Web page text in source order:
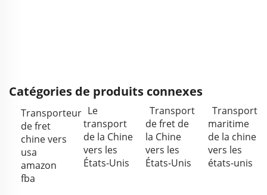
Catégories de produits connexes
Transporteur
de fret
chine vers
usa
amazon
fba
Le
transport
de la Chine
vers les
États-Unis
Transport
de fret de
la Chine
vers les
États-Unis
Transport
maritime
de la chine
vers les
états-unis